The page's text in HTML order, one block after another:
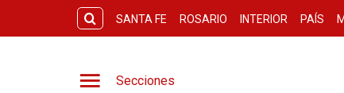
SANTA FE ROSARIO INTERIOR PAÍS
Secciones